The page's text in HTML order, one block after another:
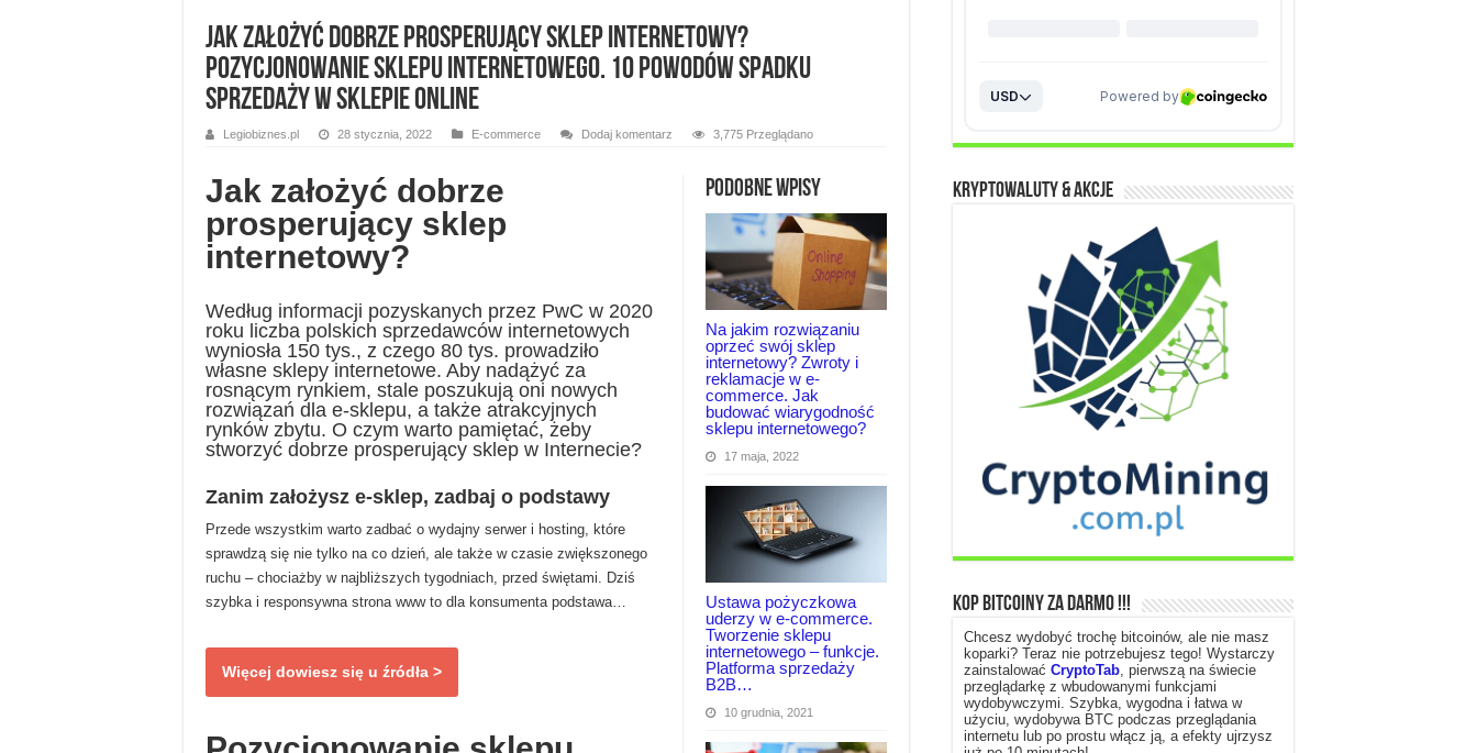
Jak założyć dobrze prosperujący sklep internetowy?
Pozycjonowanie sklepu internetowego. 10 powodów spadku
sprzedaży w sklepie online
Legiobiznes.pl 28 stycznia, 2022 E-commerce Dodaj komentarz 3,775 Przeglądano
Podobne wpisy
Na jakim rozwiązaniu
oprzeć swój sklep
internetowy? Zwroty i
reklamacje w e-
commerce. Jak
budować wiarygodność
sklepu internetowego?
17 maja, 2022
Ustawa pożyczkowa
uderzy w e-commerce.
Tworzenie sklepu
internetowego – funkcje.
Platforma sprzedaży
B2B…
10 grudnia, 2021
Jak założyć dobrze
prosperujący sklep
internetowy?
Według informacji pozyskanych przez PwC w 2020
roku liczba polskich sprzedawców internetowych
wyniosła 150 tys., z czego 80 tys. prowadziło
własne sklepy internetowe. Aby nadążyć za
rosnącym rynkiem, stale poszukują oni nowych
rozwiązań dla e-sklepu, a także atrakcyjnych
rynków zbytu. O czym warto pamiętać, żeby
stworzyć dobrze prosperujący sklep w Internecie?
Zanim założysz e-sklep, zadbaj o podstawy
Przede wszystkim warto zadbać o wydajny serwer i hosting, które
sprawdzą się nie tylko na co dzień, ale także w czasie zwiększonego
ruchu – chociażby w najbliższych tygodniach, przed świętami. Dziś
szybka i responsywna strona www to dla konsumenta podstawa…
Więcej dowiesz się u źródła >
Kryptowaluty & Akcje
Kop Bitcoiny za Darmo !!!
Chcesz wydobyć trochę bitcoinów, ale nie masz
koparki? Teraz nie potrzebujesz tego! Wystarczy
zainstalować CryptoTab, pierwszą na świecie
przeglądarkę z wbudowanymi funkcjami
wydobywczymi. Szybka, wygodna i łatwa w
użyciu, wydobywa BTC podczas przeglądania
internetu lub po prostu włącz ją, a efekty ujrzysz